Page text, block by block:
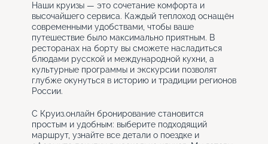
Наши круизы — это сочетание комфорта и
высочайшего сервиса. Каждый теплоход оснащён
современными удобствами, чтобы ваше
путешествие было максимально приятным. В
ресторанах на борту вы сможете насладиться
блюдами русской и международной кухни, а
культурные программы и экскурсии позволят
глубже окунуться в историю и традиции регионов
России.
С Круиз.онлайн бронирование становится
простым и удобным: выберите подходящий
маршрут, узнайте все детали о поездке и